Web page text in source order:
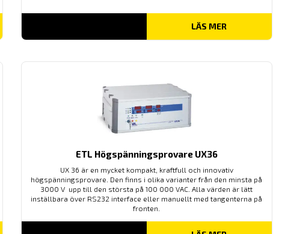
LÄS MER
ETL Högspänningsprovare UX36
UX 36 är en mycket kompakt, kraftfull och innovativ
högspänningsprovare. Den finns i olika varianter från den minsta på
3000 V upp till den största på 100 000 VAC. Alla värden är lätt
inställbara över RS232 interface eller manuellt med tangenterna på
fronten.